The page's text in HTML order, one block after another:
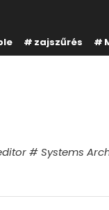
zajszűrés
# Systems